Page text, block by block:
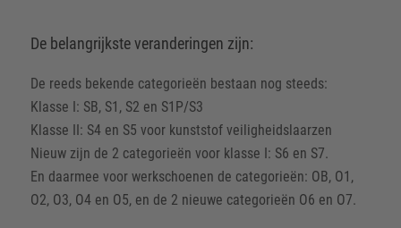
De belangrijkste veranderingen zijn:
De reeds bekende categorieën bestaan nog steeds:
Klasse I: SB, S1, S2 en S1P/S3
Klasse II: S4 en S5 voor kunststof veiligheidslaarzen
Nieuw zijn de 2 categorieën voor klasse I: S6 en S7.
En daarmee voor werkschoenen de categorieën: OB, O1,
O2, O3, O4 en O5, en de 2 nieuwe categorieën O6 en O7.